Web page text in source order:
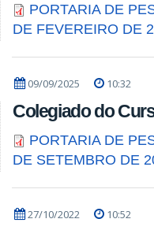
PORTARIA DE
DE FEVEREIRO DE
09/09/2025 10:32
Colegiado do
PORTARIA DE
DE SETEMBRO DE
27/10/2022 10:52